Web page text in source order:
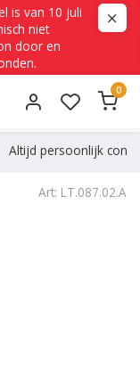
is van 10 juli
niet
door en
0
Altijd persoonlijk
Art: LT.087.02.A